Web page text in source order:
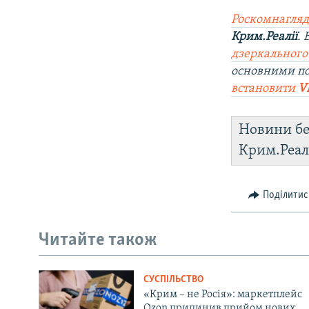
Крим.Реалії.
основними
встановити
Новини
Читайте також
СУСПІЛЬСТВО
«Крим – не Росія»: маркетплейс